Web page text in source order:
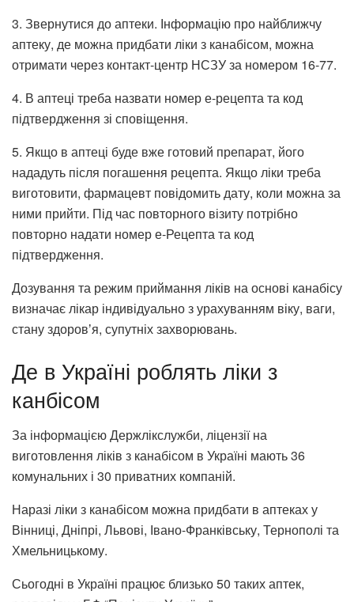
3. Звернутися до аптеки. Інформацію про найближчу
аптеку, де можна придбати ліки з канабісом, можна
отримати через контакт-центр НСЗУ за номером 16-77.
4. В аптеці треба назвати номер е-рецепта та код
підтвердження зі сповіщення.
5. Якщо в аптеці буде вже готовий препарат, його
нададуть після погашення рецепта. Якщо ліки треба
виготовити, фармацевт повідомить дату, коли можна за
ними прийти. Під час повторного візиту потрібно
повторно надати номер е-Рецепта та код
підтвердження.
Дозування та режим приймання ліків на основі канабісу
визначає лікар індивідуально з урахуванням віку, ваги,
стану здоровʼя, супутніх захворювань.
Де в Україні роблять ліки з
канбісом
За інформацією Держлікслужби, ліцензії на
виготовлення ліків з канабісом в Україні мають 36
комунальних і 30 приватних компаній.
Наразі ліки з канабісом можна придбати в аптеках у
Вінниці, Дніпрі, Львові, Івано-Франківську, Тернополі та
Хмельницькому.
Сьогодні в Україні працює близько 50 таких аптек,